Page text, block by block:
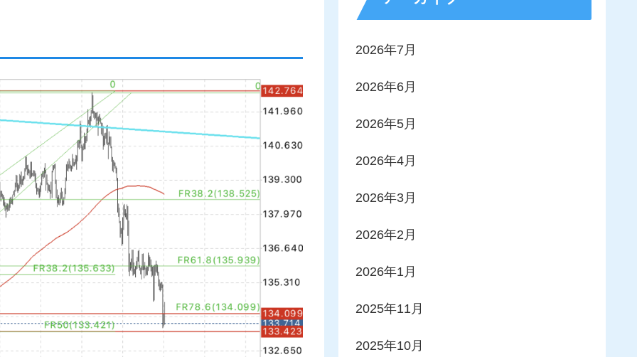
2026年7月
2026年6月
2026年5月
2026年4月
2026年3月
2026年2月
2026年1月
2025年11月
2025年10月